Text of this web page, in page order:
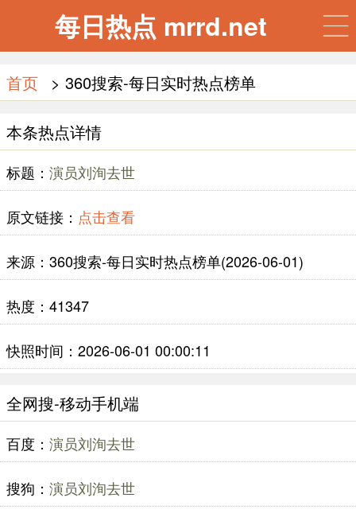
每日热点 mrrd.net
首页 > 360搜索-每日实时热点榜单
本条热点详情
标题： 演员刘洵去世
原文链接： 点击查看
来源：360搜索-每日实时热点榜单(2026-06-01)
热度：41347
快照时间：2026-06-01 00:00:11
全网搜-移动手机端
百度： 演员刘洵去世
搜狗： 演员刘洵去世